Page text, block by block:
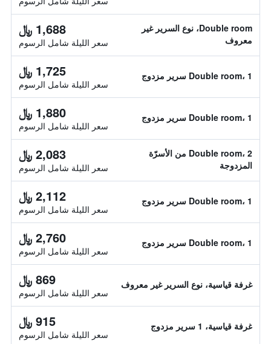
Double room، نوع السرير غير
معروف
1,688 ﷼
سعر الليلة شامل الرسوم
Double room، 1 سرير مزدوج 1,725 ﷼
سعر الليلة شامل الرسوم
Double room، 1 سرير مزدوج 1,880 ﷼
سعر الليلة شامل الرسوم
Double room، 2 من الأسرّة
المزدوجة
2,083 ﷼
سعر الليلة شامل الرسوم
Double room، 1 سرير مزدوج 2,112 ﷼
سعر الليلة شامل الرسوم
Double room، 1 سرير مزدوج 2,760 ﷼
سعر الليلة شامل الرسوم
غرفة قياسية، نوع السرير غير معروف 869 ﷼
سعر الليلة شامل الرسوم
غرفة قياسية، 1 سرير مزدوج 915 ﷼
سعر الليلة شامل الرسوم